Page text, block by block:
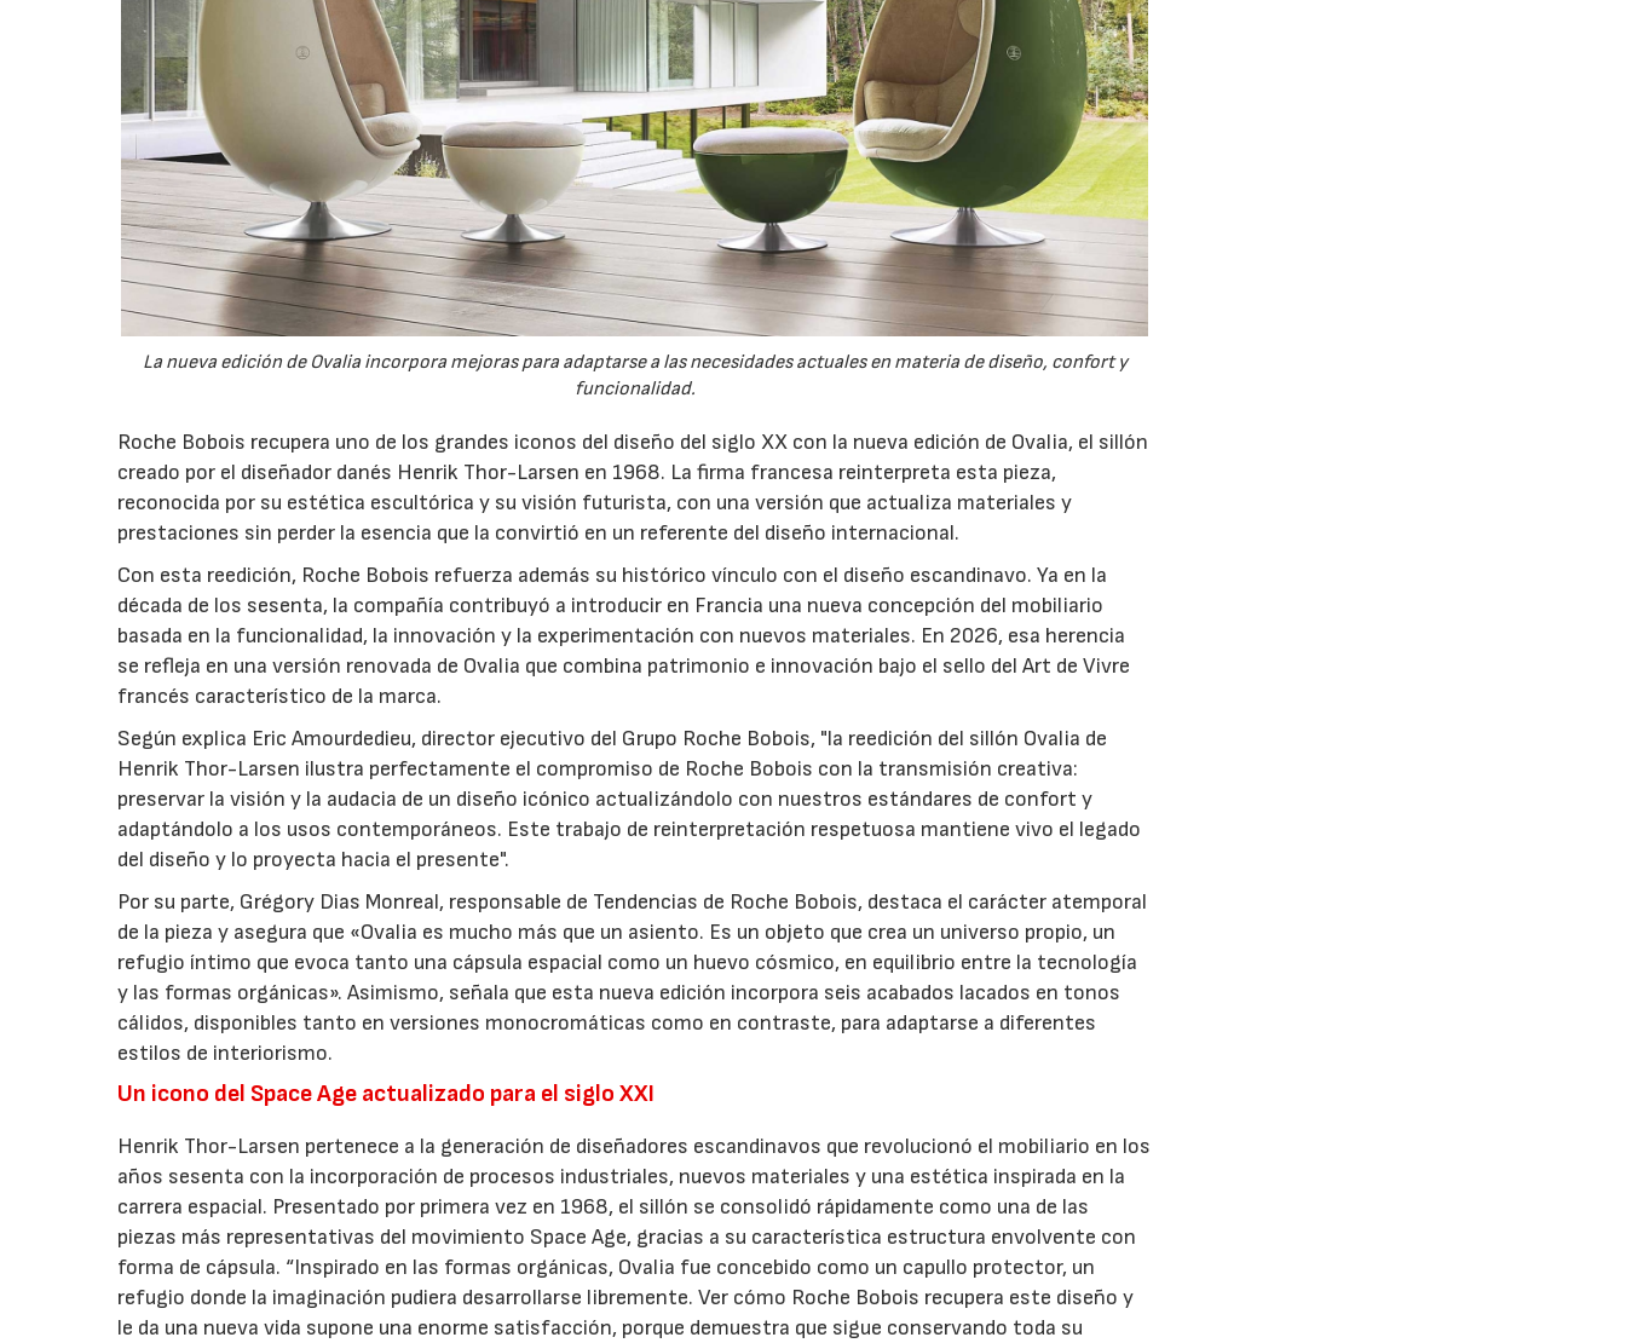
La nueva edición de Ovalia incorpora mejoras para adaptarse a las necesidades actuales en materia de diseño, confort y
funcionalidad.
Roche Bobois recupera uno de los grandes iconos del diseño del siglo XX con la nueva edición de Ovalia, el sillón
creado por el diseñador danés Henrik Thor-Larsen en 1968. La firma francesa reinterpreta esta pieza,
reconocida por su estética escultórica y su visión futurista, con una versión que actualiza materiales y
prestaciones sin perder la esencia que la convirtió en un referente del diseño internacional.
Con esta reedición, Roche Bobois refuerza además su histórico vínculo con el diseño escandinavo. Ya en la
década de los sesenta, la compañía contribuyó a introducir en Francia una nueva concepción del mobiliario
basada en la funcionalidad, la innovación y la experimentación con nuevos materiales. En 2026, esa herencia
se refleja en una versión renovada de Ovalia que combina patrimonio e innovación bajo el sello del Art de Vivre
francés característico de la marca.
Según explica Eric Amourdedieu, director ejecutivo del Grupo Roche Bobois, "la reedición del sillón Ovalia de
Henrik Thor-Larsen ilustra perfectamente el compromiso de Roche Bobois con la transmisión creativa:
preservar la visión y la audacia de un diseño icónico actualizándolo con nuestros estándares de confort y
adaptándolo a los usos contemporáneos. Este trabajo de reinterpretación respetuosa mantiene vivo el legado
del diseño y lo proyecta hacia el presente".
Por su parte, Grégory Dias Monreal, responsable de Tendencias de Roche Bobois, destaca el carácter atemporal
de la pieza y asegura que «Ovalia es mucho más que un asiento. Es un objeto que crea un universo propio, un
refugio íntimo que evoca tanto una cápsula espacial como un huevo cósmico, en equilibrio entre la tecnología
y las formas orgánicas». Asimismo, señala que esta nueva edición incorpora seis acabados lacados en tonos
cálidos, disponibles tanto en versiones monocromáticas como en contraste, para adaptarse a diferentes
estilos de interiorismo.
Un icono del Space Age actualizado para el siglo XXI
Henrik Thor-Larsen pertenece a la generación de diseñadores escandinavos que revolucionó el mobiliario en los
años sesenta con la incorporación de procesos industriales, nuevos materiales y una estética inspirada en la
carrera espacial. Presentado por primera vez en 1968, el sillón se consolidó rápidamente como una de las
piezas más representativas del movimiento Space Age, gracias a su característica estructura envolvente con
forma de cápsula. “Inspirado en las formas orgánicas, Ovalia fue concebido como un capullo protector, un
refugio donde la imaginación pudiera desarrollarse libremente. Ver cómo Roche Bobois recupera este diseño y
le da una nueva vida supone una enorme satisfacción, porque demuestra que sigue conservando toda su